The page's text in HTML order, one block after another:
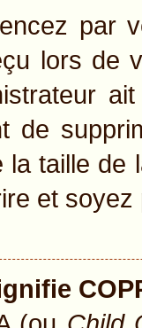
par
lors de
de
la taille de
et